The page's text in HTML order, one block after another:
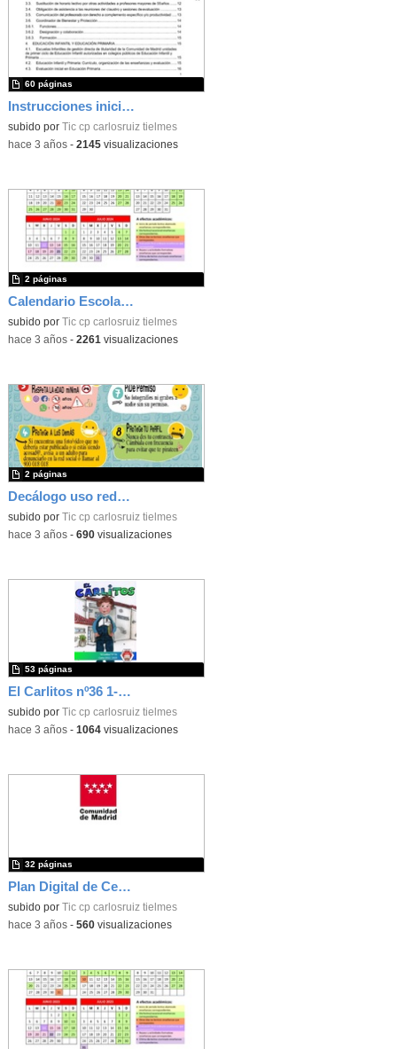
Instrucciones inicio de curso 2023/2024
subido por Tic cp carlosruiz tielmes
60 páginas
-hace 3 años- 2145visualizaciones
Calendario Escolar 2023/2024
subido por Tic cp carlosruiz tielmes
2 páginas
-hace 3 años- 2261 visualizaciones
Decálogo uso redes sociales (Tielmes)
subido por Tic cp carlosruiz tielmes
2 páginas
-hace 3 años- 690visualizaciones
El Carlitos nº36 1-2ºTrim 22-23
subido por Tic cp carlosruiz tielmes
53 páginas
-hace 3 años- 1064visualizaciones
Plan Digital de Centro (CARLOS RUIZ)
subido por Tic cp carlosruiz tielmes
32 páginas
-hace 3 años- 560visualizaciones